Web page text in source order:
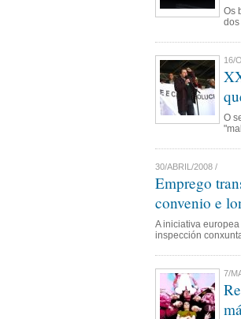
Os
16/
O
30/ABRIL/2008 /
Emprego
convenio e
A iniciativa
inspección
7/